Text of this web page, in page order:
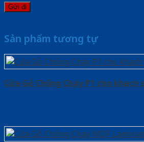
Sản phẩm tương tự
Cửa Gỗ Chống Cháy P1 cho khach